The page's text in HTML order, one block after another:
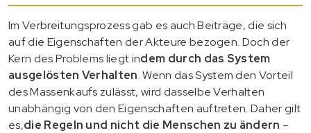
Im Verbreitungsprozess gab es auch Beiträge, die sich
auf die Eigenschaften der Akteure bezogen. Doch der
Kern des Problems liegt indem durch das System
ausgelösten Verhalten. Wenn das System den Vorteil
des Massenkaufs zulässt, wird dasselbe Verhalten
unabhängig von den Eigenschaften auftreten. Daher gilt
es,die Regeln und nicht die Menschen zu ändern –